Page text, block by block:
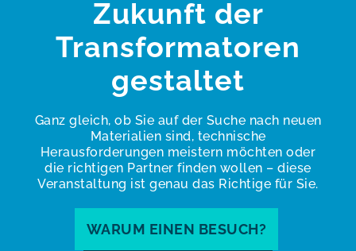
Zukunft der
Transformatoren
gestaltet
Ganz gleich, ob Sie auf der Suche nach neuen
Materialien sind, technische
Herausforderungen meistern möchten oder
die richtigen Partner finden wollen – diese
Veranstaltung ist genau das Richtige für Sie.
WARUM EINEN BESUCH?